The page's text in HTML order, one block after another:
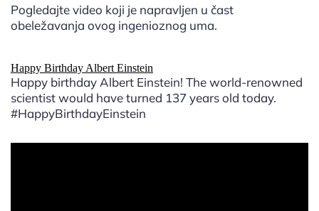
Pogledajte video koji je napravljen u čast
obeležavanja ovog ingenioznog uma.
Happy Birthday Albert Einstein
Happy birthday Albert Einstein! The world-renowned
scientist would have turned 137 years old today.
#HappyBirthdayEinstein